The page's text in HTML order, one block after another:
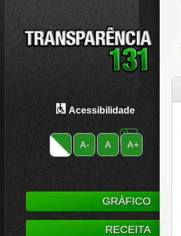
Acessibilidade
A- A A+
GRÁFICO
RECEITA